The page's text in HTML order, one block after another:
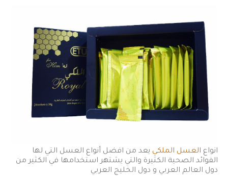
انواع العسل الملكي يعد من افضل أنواع العسل التي لها
الفوائد الصحية الكثيرة والتي يشتهر استخدامها في الكثير من
دول العالم العربي و دول الخليج العربي